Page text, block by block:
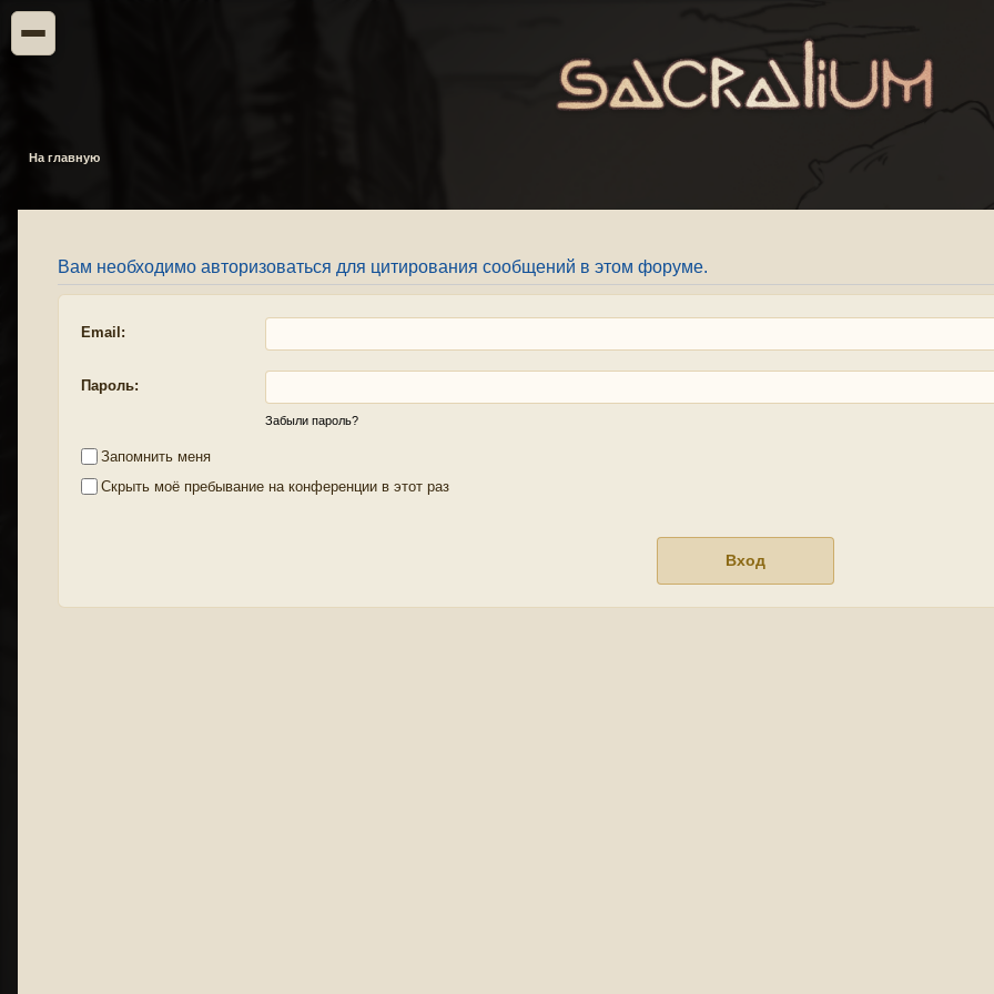
На главную
Вам необходимо авторизоваться для цитирования сообщений в этом форуме.
Email:
Пароль:
Забыли пароль?
Запомнить меня
Скрыть моё пребывание на конференции в этот раз